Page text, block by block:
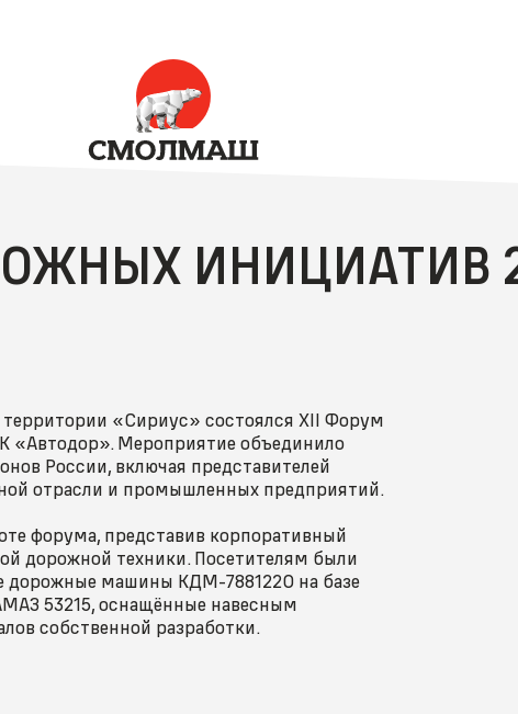
ИНИЦИАТИВ
«Сириус» состоялся XII Форум
«Автодор». Мероприятие объединило
России, включая представителей
отрасли и промышленных предприятий.
форума, представив корпоративный
дорожной техники. Посетителям были
машины КДМ-7881220 на базе
53215, оснащённые навесным
собственной разработки.